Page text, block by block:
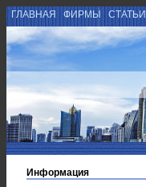
ГЛАВНАЯ ФИРМЫ СТАТЬИ
Информация